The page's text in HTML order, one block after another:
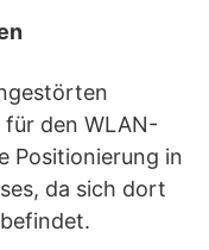
den WLAN-
Positionierung in
da sich dort